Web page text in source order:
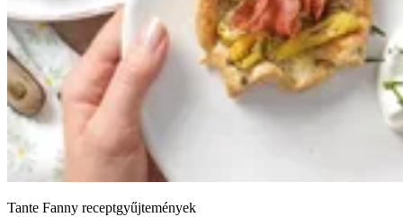
Tante Fanny receptgyűjtemények